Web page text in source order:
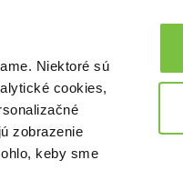
Niektoré sú
cookies,
zobrazenie
keby sme